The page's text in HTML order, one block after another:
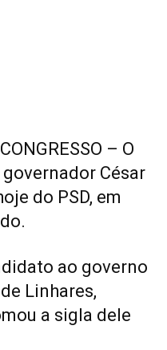
– O
César
do PSD, em
ao governo
Linhares,
a sigla dele